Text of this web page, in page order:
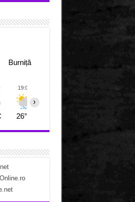
Burniță
19:00
26°C
›